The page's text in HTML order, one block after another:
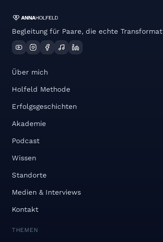
Begleitung für Paare, die echte
Über mich
Holfeld Methode
Erfolgsgeschichten
Akademie
Podcast
Wissen
Standorte
Medien & Interviews
Kontakt
THEMEN